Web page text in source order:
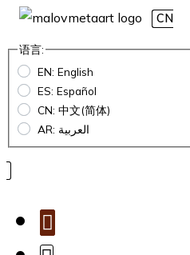
CN
语言:
EN: English
ES: Español
CN: 中文(简体)
AR: العربية